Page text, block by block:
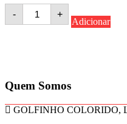
-
Quantidade
Konica
(582004)
+
Adicionar
Quem Somos
GOLFINHO COLORIDO,